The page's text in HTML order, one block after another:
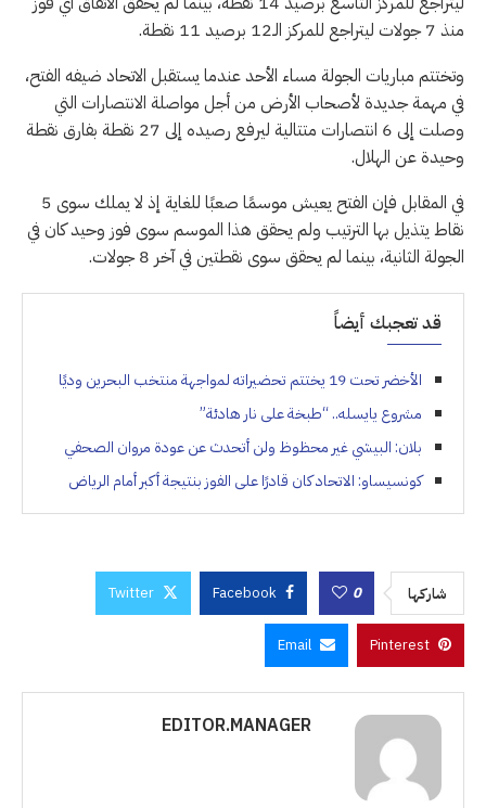
منذ 7 جولات ليتراجع للمركز الـ12 برصيد 11 نقطة.
وتختتم مباريات الجولة مساء الأحد عندما يستقبل الاتحاد ضيفه الفتح،
في مهمة جديدة لأصحاب الأرض من أجل مواصلة الانتصارات التي
وصلت إلى 6 انتصارات متتالية ليرفع رصيده إلى 27 نقطة بفارق نقطة
وحيدة عن الهلال.
في المقابل فإن الفتح يعيش موسمًا صعبًا للغاية إذ لا يملك سوى 5
نقاط يتذيل بها الترتيب ولم يحقق هذا الموسم سوى فوز وحيد كان في
الجولة الثانية، بينما لم يحقق سوى نقطتين في آخر 8 جولات.
قد تعجبك أيضاً
الأخضر تحت 19 يختتم تحضيراته لمواجهة منتخب البحرين وديًا
مشروع يايسله.. “طبخة على نار هادئة”
بلان: البيشي غير محظوظ ولن أتحدث عن عودة مروان الصحفي
كونسيساو: الاتحاد كان قادرًا على الفوز بنتيجة أكبر أمام الرياض
شاركها 0
Facebook
Twitter
Pinterest
Email
EDITOR.MANAGER